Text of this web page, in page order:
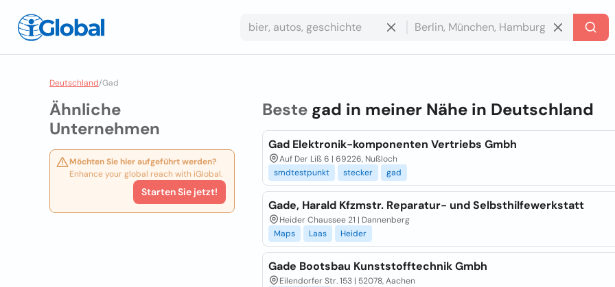
Deutschland/Gad
Ähnliche
Unternehmen
Möchten Sie hier aufgeführt werden?
Enhance your global reach with iGlobal.
Starten Sie jetzt!
Beste gad in meiner Nähe in Deutschland
Gad Elektronik-komponenten Vertriebs Gmbh
Auf Der Liß 6 | 69226, Nußloch
smdtestpunkt
stecker gad
Gade, Harald Kfzmstr. Reparatur- und Selbsthilfewerkstatt
Heider Chaussee 21 | Dannenberg
Maps
Laas Heider
Gade Bootsbau Kunststofftechnik Gmbh
Eilendorfer Str. 153 | 52078, Aachen